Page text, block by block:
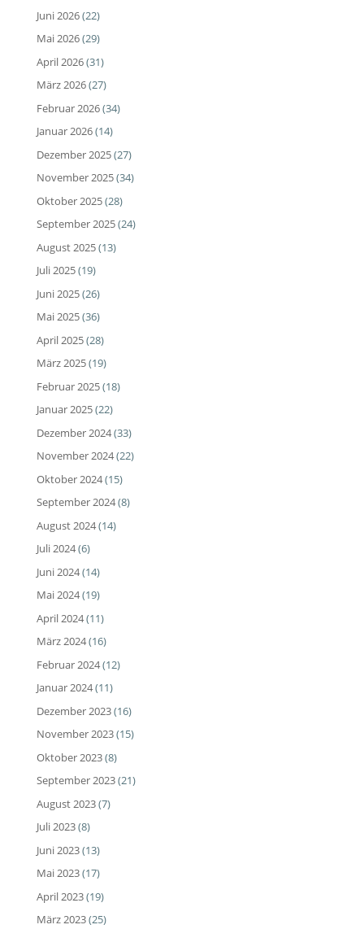
Juni 2026(22)
Mai 2026(29)
April 2026(31)
März 2026(27)
Februar 2026(34)
Januar 2026(14)
Dezember 2025(27)
November 2025(34)
Oktober 2025(28)
September 2025(24)
August 2025(13)
Juli 2025(19)
Juni 2025(26)
Mai 2025(36)
April 2025(28)
März 2025(19)
Februar 2025(18)
Januar 2025(22)
Dezember 2024(33)
November 2024(22)
Oktober 2024(15)
September 2024(8)
August 2024(14)
Juli 2024(6)
Juni 2024(14)
Mai 2024(19)
April 2024(11)
März 2024(16)
Februar 2024(12)
Januar 2024(11)
Dezember 2023(16)
November 2023(15)
Oktober 2023(8)
September 2023(21)
August 2023(7)
Juli 2023(8)
Juni 2023(13)
Mai 2023(17)
April 2023(19)
März 2023(25)